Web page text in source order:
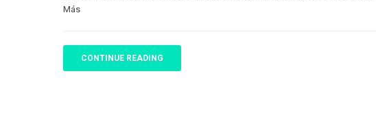
Más
CONTINUE READING